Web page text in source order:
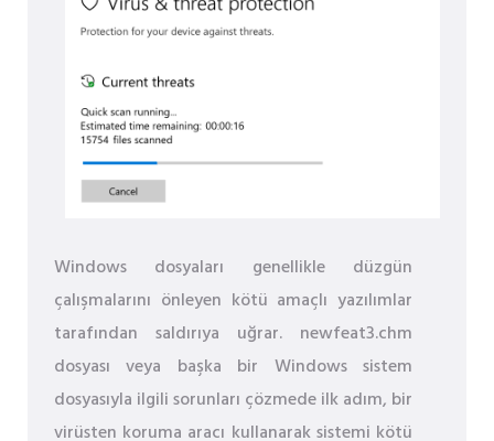
Windows dosyaları genellikle düzgün
çalışmalarını önleyen kötü amaçlı yazılımlar
tarafından saldırıya uğrar. newfeat3.chm
dosyası veya başka bir Windows sistem
dosyasıyla ilgili sorunları çözmede ilk adım, bir
virüsten koruma aracı kullanarak sistemi kötü